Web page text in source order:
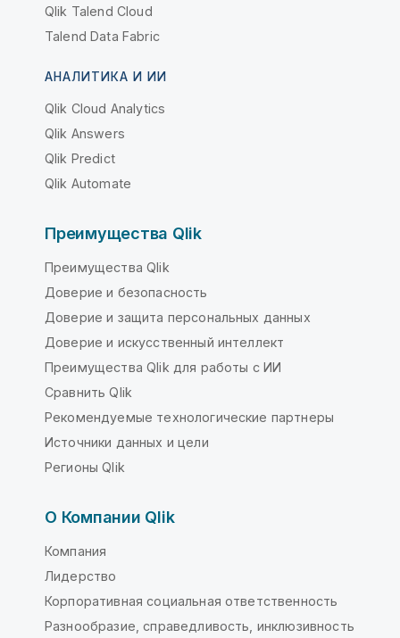
Qlik Talend Cloud
Talend Data Fabric
АНАЛИТИКА И ИИ
Qlik Cloud Analytics
Qlik Answers
Qlik Predict
Qlik Automate
Преимущества Qlik
Преимущества Qlik
Доверие и безопасность
Доверие и защита персональных данных
Доверие и искусственный интеллект
Преимущества Qlik для работы с ИИ
Сравнить Qlik
Рекомендуемые технологические партнеры
Источники данных и цели
Регионы Qlik
О Компании Qlik
Компания
Лидерство
Корпоративная социальная ответственность
Разнообразие, справедливость, инклюзивность